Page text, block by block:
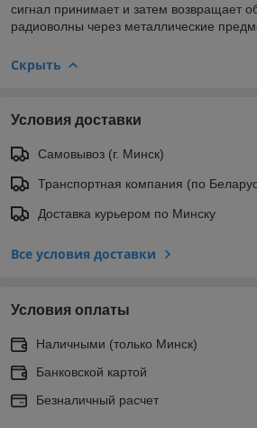
сигнал принимает и затем возвращает
радиоволны через металлические
Скрыть
Условия доставки
Самовывоз (г. Минск)
Транспортная компания (по
Доставка курьером по Минску
Все условия доставки
Условия оплаты
Наличными (только Минск)
Банковской картой
Безналичный расчет